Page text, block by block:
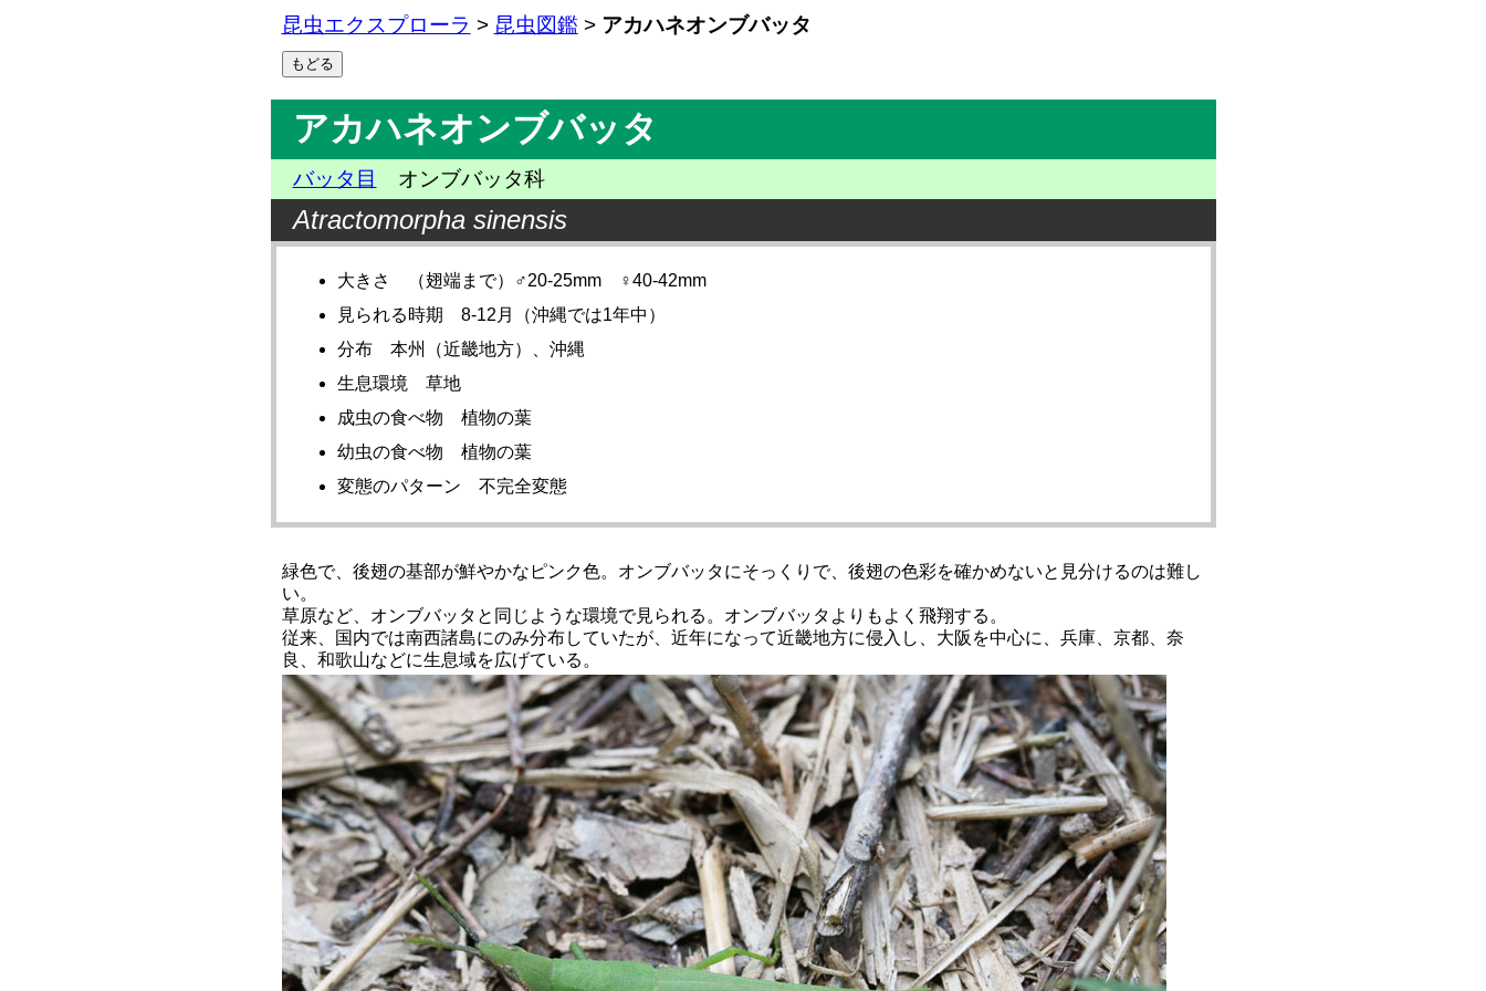
昆虫エクスプローラ > 昆虫図鑑> アカハネオンブバッタ
アカハネオンブバッタ
バッタ目 オンブバッタ科
Atractomorpha sinensis
大きさ （翅端まで）♂20-25mm ♀40-42mm
見られる時期 8-12月（沖縄では1年中）
分布 本州（近畿地方）、沖縄
生息環境 草地
成虫の食べ物 植物の葉
幼虫の食べ物 植物の葉
変態のパターン 不完全変態
緑色で、後翅の基部が鮮やかなピンク色。オンブバッタにそっくりで、後翅の色彩を確かめないと見分けるのは難し
い。
草原など、オンブバッタと同じような環境で見られる。オンブバッタよりもよく飛翔する。
従来、国内では南西諸島にのみ分布していたが、近年になって近畿地方に侵入し、大阪を中心に、兵庫、京都、奈
良、和歌山などに生息域を広げている。